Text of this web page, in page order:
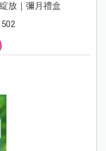
放｜彌月禮盒